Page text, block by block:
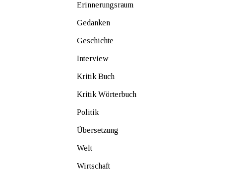
Erinnerungsraum
Gedanken
Geschichte
Interview
Kritik Buch
Kritik Wörterbuch
Politik
Übersetzung
Welt
Wirtschaft